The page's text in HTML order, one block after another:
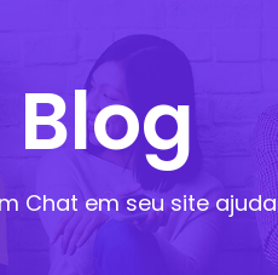
Blog
Chat em seu site